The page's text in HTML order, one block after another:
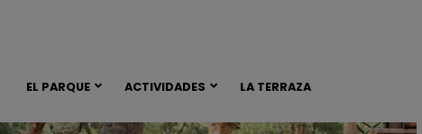
EL PARQUE ACTIVIDADES LA TERRAZA